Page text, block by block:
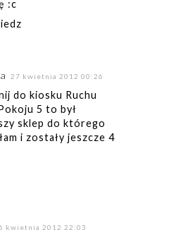
:c
27 kwietnia 2012 00:26
do kiosku Ruchu
5 to był
sklep do którego
i zostały jeszcze 4
kwietnia 2012 22:03